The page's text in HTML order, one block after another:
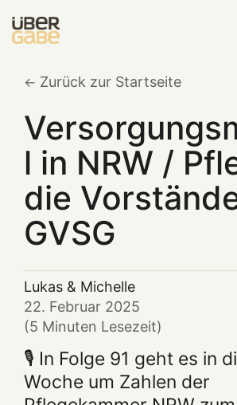
Zurück zur Startseite
l in NRW /
die
GVSG
Lukas & Michelle
22. Februar 2025
(5 Minuten Lesezeit)
🎙️ In Folge 91 geht es in
Woche um Zahlen der